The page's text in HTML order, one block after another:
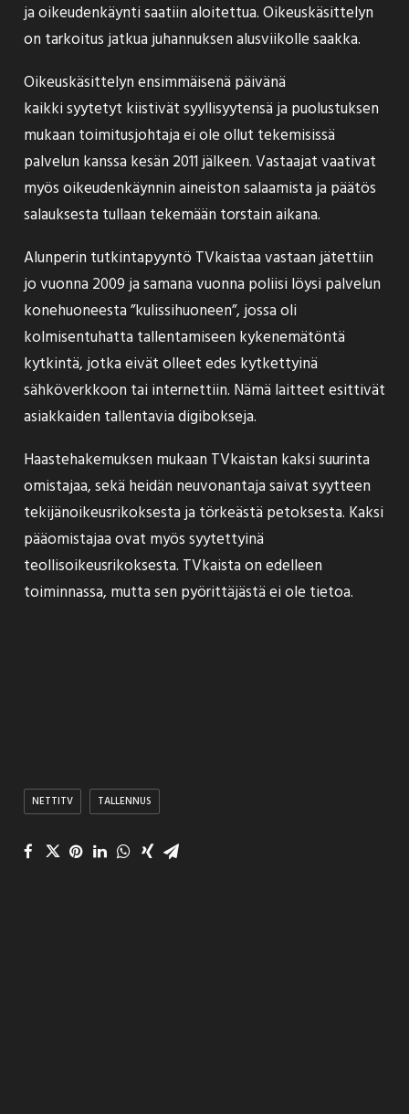
ja oikeudenkäynti saatiin aloitettua. Oikeuskäsittelyn
on tarkoitus jatkua juhannuksen alusviikolle saakka.
Oikeuskäsittelyn ensimmäisenä päivänä
kaikki syytetyt kiistivät syyllisyytensä ja puolustuksen
mukaan toimitusjohtaja ei ole ollut tekemisissä
palvelun kanssa kesän 2011 jälkeen. Vastaajat vaativat
myös oikeudenkäynnin aineiston salaamista ja päätös
salauksesta tullaan tekemään torstain aikana.
Alunperin tutkintapyyntö TVkaistaa vastaan jätettiin
jo vuonna 2009 ja samana vuonna poliisi löysi palvelun
konehuoneesta ”kulissihuoneen”, jossa oli
kolmisentuhatta tallentamiseen kykenemätöntä
kytkintä, jotka eivät olleet edes kytkettyinä
sähköverkkoon tai internettiin. Nämä laitteet esittivät
asiakkaiden tallentavia digibokseja.
Haastehakemuksen mukaan TVkaistan kaksi suurinta
omistajaa, sekä heidän neuvonantaja saivat syytteen
tekijänoikeusrikoksesta ja törkeästä petoksesta. Kaksi
pääomistajaa ovat myös syytettyinä
teollisoikeusrikoksesta. TVkaista on edelleen
toiminnassa, mutta sen pyörittäjästä ei ole tietoa.
NETTITV TALLENNUS